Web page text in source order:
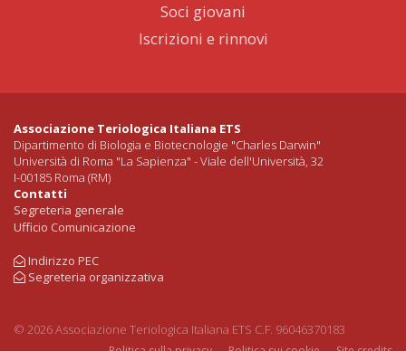
Soci giovani
Iscrizioni e rinnovi
Associazione Teriologica Italiana ETS
Dipartimento di Biologia e Biotecnologie "Charles Darwin"
Università di Roma "La Sapienza" - Viale dell'Università, 32
I-00185 Roma (RM)
Contatti
Segreteria generale
Ufficio Comunicazione
Indirizzo PEC
Segreteria organizzativa
© 2026 Associazione Teriologica Italiana ETS C.F. 96046370183